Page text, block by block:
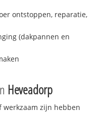
ontstoppen, reparatie,
(dakpannen en
Heveadorp
zijn hebben